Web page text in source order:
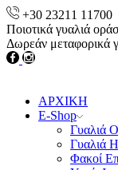
+30 23211 11700
Ποιοτικά γυαλιά
Δωρεάν μεταφορικά
Facebook
instagram
ΑΡΧΙΚΗ
E-Shop
Γυαλιά
Γυαλιά
Φακοί